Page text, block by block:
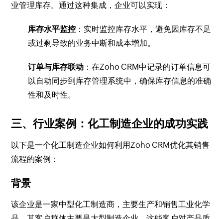
业管理库存。通过这种集成，企业可以实现：
库存水平监控 ：实时监控库存水平，避免因库存不足
或过剩导致的业务中断和成本增加。
订单与库存联动 ：在Zoho CRM中记录的订单信息可
以自动同步到库存管理系统中，确保库存信息的准确
性和及时性。
三、行业案例：化工制造企业的成功实践
以下是一个化工制造企业如何利用Zoho CRM优化其销售
流程的案例：
背景
该企业是一家中型化工制造商，主要生产和销售工业化学